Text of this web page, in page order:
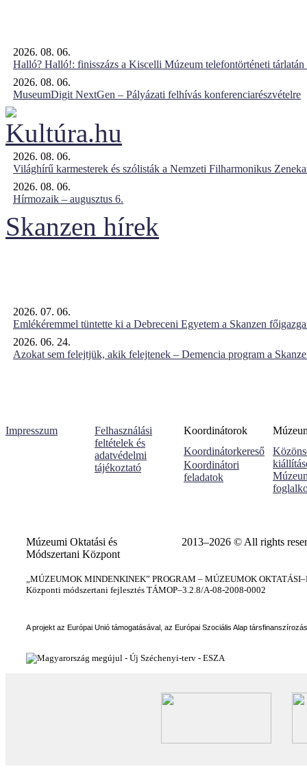
2026. 08. 06.
Halló? Halló!: finisszázs a Kiscelli Múzeum telefontörténeti tárlatán
2026. 08. 06.
MuseumDigit NextGen – Pályázati felhívás konferenciarészvételre
2026. 08. 06.
Világhírű karmesterek és szólisták a Nemzeti Filharmonikus
2026. 08. 06.
Hírmozaik – augusztus 6.
Skanzen hírek
2026. 07. 06.
Emlékéremmel tüntette ki a Debreceni Egyetem a Skanzen
2026. 06. 24.
Azokat sem felejtjük, akik felejtenek – Demencia program a
Impresszum
Felhasználási
feltételek és
adatvédelmi
tájékoztató
Koordinátorok
Koordinátorkereső
Koordinátori
feladatok
Múzeumi Oktatási és
Módszertani Központ
2013–2026 © All rights
„MÚZEUMOK MINDENKINEK” PROGRAM – MÚZEUMOK
Központi módszertani fejlesztés TÁMOP–3.2.8/A-08-2008-0002
A projekt az Európai Unió támogatásával, az Európai Szociális Alap